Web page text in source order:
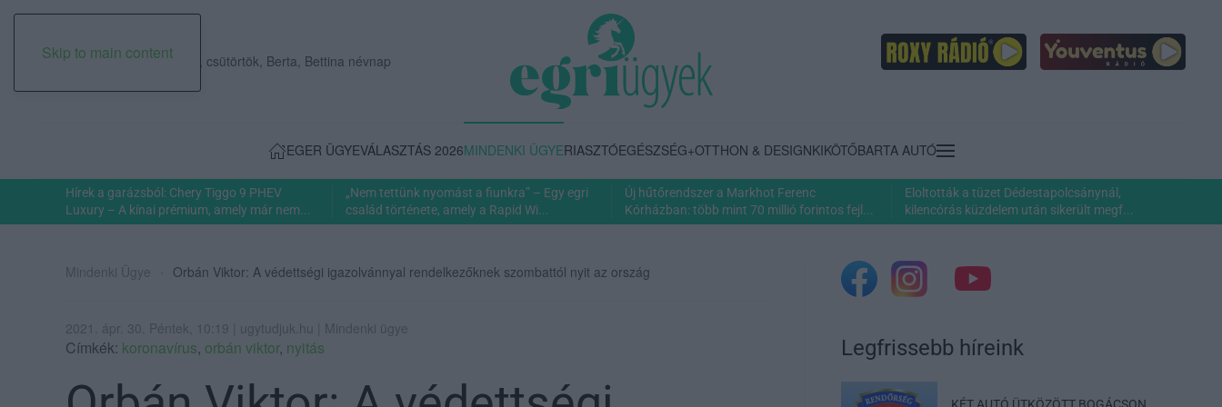
Skip to main content
2026. augusztus 06., csütörtök, Berta, Bettina névnap
EGER ÜGYEVÁLASZTÁS 2026MINDENKI ÜGYERIASZTÓEGÉSZSÉG+OTTHON & DESIGNKIKÖTŐBARTA AUTÓ
Hírek a garázsból: Chery Tiggo 9 PHEV
Luxury – A kínai prémium, amely már nem...
„Nem tettünk nyomást a fiunkra” – Egy egri
család története, amely a Rapid Wi...
Új hűtőrendszer a Markhot Ferenc
Kórházban: több mint 70 millió forintos fejl...
Eloltották a tüzet Dédestapolcsánynál,
kilencórás küzdelem után sikerült megf...
Mindenki Ügye Orbán Viktor: A védettségi igazolvánnyal rendelkezőknek szombattól nyit az ország
2021. ápr. 30. Péntek, 10:19 | ugytudjuk.hu | Mindenki ügye
Címkék: koronavírus, orbán viktor, nyitás Legfrissebb híreink
KÉT AUTÓ ÜTKÖZÖTT BOGÁCSON,